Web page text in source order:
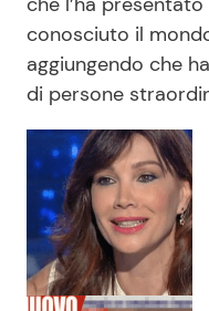
conosciuto il
aggiungendo che
di persone